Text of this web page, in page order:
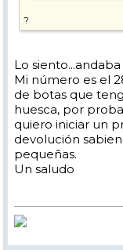
?
Lo siento...andaba
Mi número es el
de botas que
huesca, por
quiero iniciar un
devolución
pequeñas.
Un saludo